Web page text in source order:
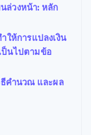
ล่วงหน้า: หลัก
ให้การแปลงเงิน
ป็นไปตามข้อ
ธีคำนวณ และผล